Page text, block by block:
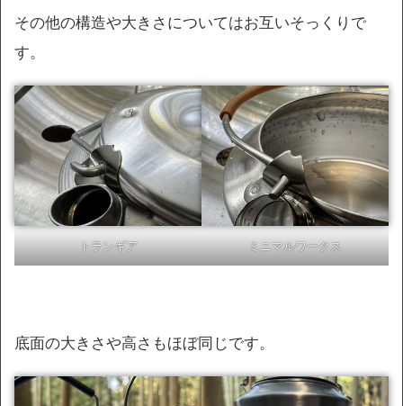
その他の構造や大きさについてはお互いそっくりで
す。
トランギア ミニマルワークス
底面の大きさや高さもほぼ同じです。